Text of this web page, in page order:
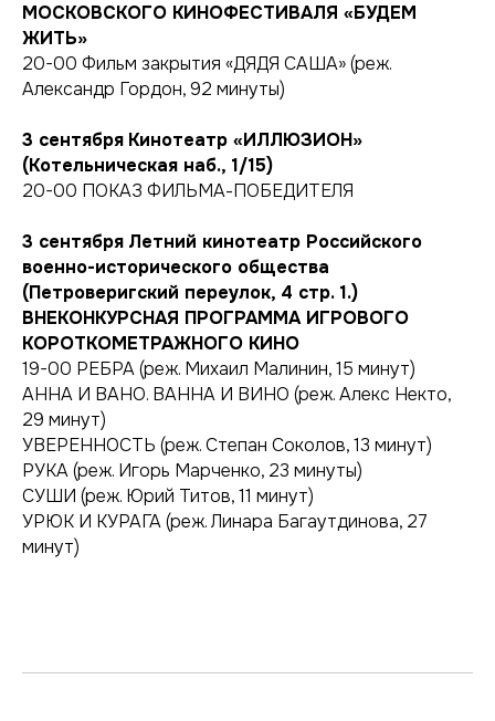
МОСКОВСКОГО КИНОФЕСТИВАЛЯ «БУДЕМ
ЖИТЬ»
20-00 Фильм закрытия «ДЯДЯ САША» (реж.
Александр Гордон, 92 минуты)
3 сентября Кинотеатр «ИЛЛЮЗИОН»
(Котельническая наб., 1/15)
20-00 ПОКАЗ ФИЛЬМА-ПОБЕДИТЕЛЯ
3 сентября Летний кинотеатр Российского
военно-исторического общества
(Петроверигский переулок, 4 стр. 1.)
ВНЕКОНКУРСНАЯ ПРОГРАММА ИГРОВОГО
КОРОТКОМЕТРАЖНОГО КИНО
19-00 РЕБРА (реж. Михаил Малинин, 15 минут)
АННА И ВАНО. ВАННА И ВИНО (реж. Алекс Некто,
29 минут)
УВЕРЕННОСТЬ (реж. Степан Соколов, 13 минут)
РУКА (реж. Игорь Марченко, 23 минуты)
СУШИ (реж. Юрий Титов, 11 минут)
УРЮК И КУРАГА (реж. Линара Багаутдинова, 27
минут)